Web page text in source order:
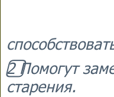
2️⃣ Помогут
старения.